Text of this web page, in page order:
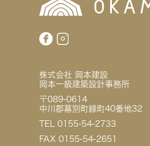
株式会社 岡本建設
岡本一級建築設計事務所
〒089-0614
中川郡幕別町緑町40番地32
TEL 0155-54-2733
FAX 0155-54-2651